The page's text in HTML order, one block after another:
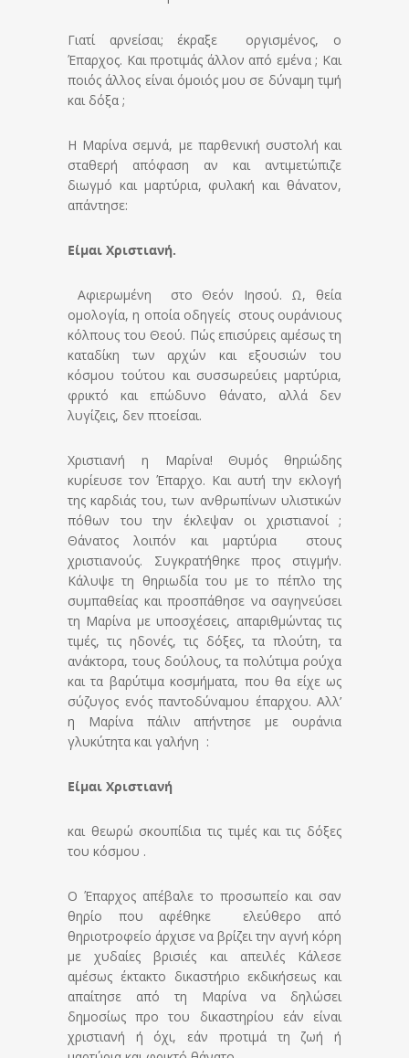
Γιατί αρνείσαι; έκραξε οργισμένος, ο
Έπαρχος. Και προτιμάς άλλον από εμένα ; Και
ποιός άλλος είναι όμοιός μου σε δύναμη τιμή
και δόξα ;
Η Μαρίνα σεμνά, με παρθενική συστολή και
σταθερή απόφαση αν και αντιμετώπιζε
διωγμό και μαρτύρια, φυλακή και θάνατον,
απάντησε:
Είμαι Χριστιανή.
Αφιερωμένη στο Θεόν Ιησού. Ω, θεία
ομολογία, η οποία οδηγείς στους ουράνιους
κόλπους του Θεού. Πώς επισύρεις αμέσως τη
καταδίκη των αρχών και εξουσιών του
κόσμου τούτου και συσσωρεύεις μαρτύρια,
φρικτό και επώδυνο θάνατο, αλλά δεν
λυγίζεις, δεν πτοείσαι.
Χριστιανή η Μαρίνα! Θυμός θηριώδης
κυρίευσε τον Έπαρχο. Και αυτή την εκλογή
της καρδιάς του, των ανθρωπίνων υλιστικών
πόθων του την έκλεψαν οι χριστιανοί ;
Θάνατος λοιπόν και μαρτύρια στους
χριστιανούς. Συγκρατήθηκε προς στιγμήν.
Κάλυψε τη θηριωδία του με το πέπλο της
συμπαθείας και προσπάθησε να σαγηνεύσει
τη Μαρίνα με υποσχέσεις, απαριθμώντας τις
τιμές, τις ηδονές, τις δόξες, τα πλούτη, τα
ανάκτορα, τους δούλους, τα πολύτιμα ρούχα
και τα βαρύτιμα κοσμήματα, που θα είχε ως
σύζυγος ενός παντοδύναμου έπαρχου. Αλλ’
η Μαρίνα πάλιν απήντησε με ουράνια
γλυκύτητα και γαλήνη :
Είμαι Χριστιανή
και θεωρώ σκουπίδια τις τιμές και τις δόξες
του κόσμου .
Ο Έπαρχος απέβαλε το προσωπείο και σαν
θηρίο που αφέθηκε ελεύθερο από
θηριοτροφείο άρχισε να βρίζει την αγνή κόρη
με χυδαίες βρισιές και απειλές Κάλεσε
αμέσως έκτακτο δικαστήριο εκδικήσεως και
απαίτησε από τη Μαρίνα να δηλώσει
δημοσίως προ του δικαστηρίου εάν είναι
χριστιανή ή όχι, εάν προτιμά τη ζωή ή